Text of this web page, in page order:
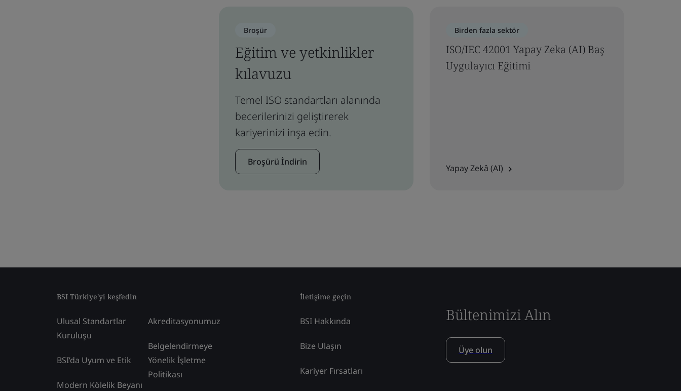
Broşür
Eğitim ve yetkinlikler
kılavuzu
Temel ISO standartları alanında
becerilerinizi geliştirerek
kariyerinizi inşa edin.
Broşürü İndirin
Birden fazla sektör
ISO/IEC 42001 Yapay Zeka (AI) Baş
Uygulayıcı Eğitimi
Yapay Zekâ (AI)
BSI Türkiye'yi keşfedin
Ulusal Standartlar
Kuruluşu
BSI’da Uyum ve Etik
Modern Kölelik Beyanı
Akreditasyonumuz
Belgelendirmeye
Yönelik İşletme
Politikası
İletişime geçin
BSI Hakkında
Bize Ulaşın
Kariyer Fırsatları
Bültenimizi Alın
Üye olun